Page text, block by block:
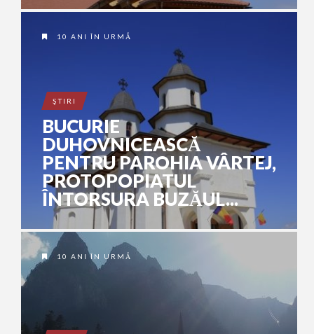
10 ANI ÎN URMĂ
ŞTIRI
BUCURIE
DUHOVNICEASCĂ
PENTRU PAROHIA VÂRTEJ,
PROTOPOPIATUL
ÎNTORSURA BUZĂUL...
10 ANI ÎN URMĂ